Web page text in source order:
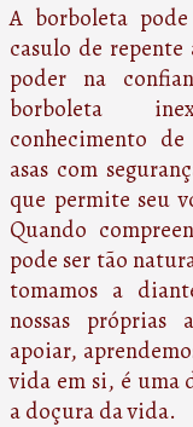
A borboleta
casulo de
poder na
borboleta
conhecimento
asas com
que permite seu
Quando
pode ser tão
tomamos a
nossas próprias
apoiar,
vida em si, é uma
a doçura da vida.